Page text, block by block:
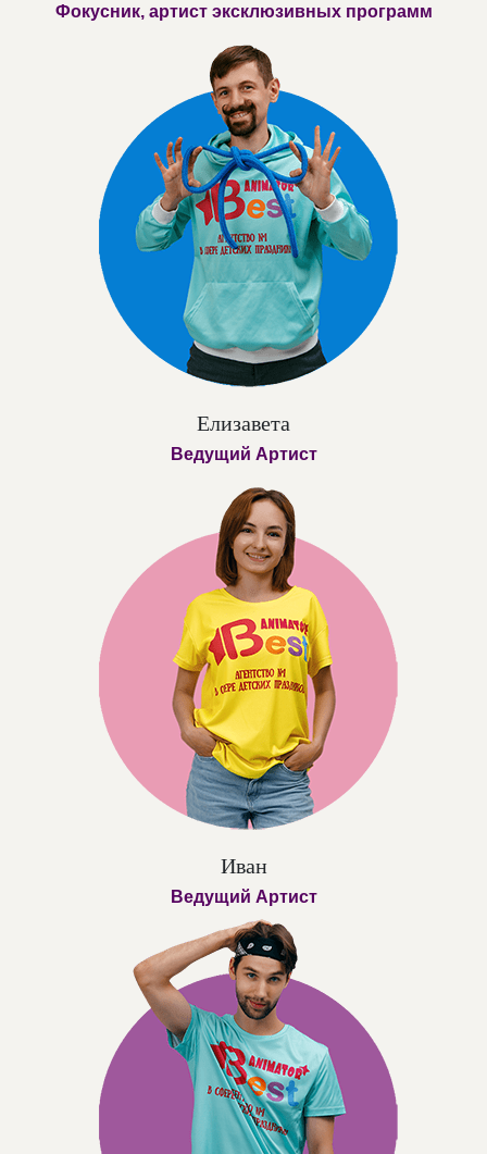
Фокусник, артист эксклюзивных программ
Елизавета
Ведущий Артист
Иван
Ведущий Артист